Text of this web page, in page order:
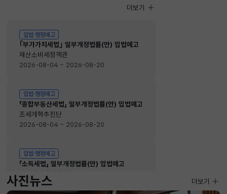
입법·행정예고
입법·행정예고
｢부가가치세법｣ 일부개정법률(안) 입법예고
재산소비세정책관
2026-08-04 ~ 2026-08-20
입법·행정예고
「종합부동산세법」 일부개정법률(안) 입법예고
조세개혁추진단
2026-08-04 ~ 2026-08-20
입법·행정예고
「소득세법」 일부개정법률(안) 입법예고
소득법인세정책관
2026-08-04 ~ 2026-08-20
입법·행정예고
더보기
사진뉴스 사진뉴스
더보기